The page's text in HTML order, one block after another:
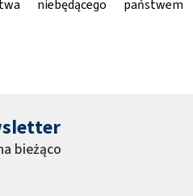
niebędącego państwem
bieżąco